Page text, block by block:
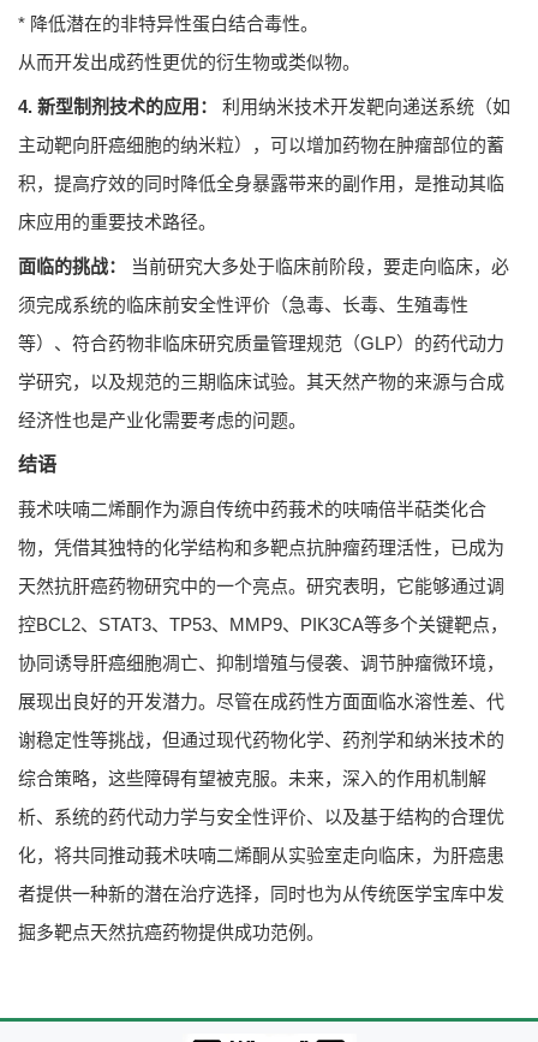
* 降低潜在的非特异性蛋白结合毒性。
从而开发出成药性更优的衍生物或类似物。
4. 新型制剂技术的应用：
利用纳米技术开发靶向递送系统（如
主动靶向肝癌细胞的纳米粒），可以增加药物在肿瘤部位的蓄
积，提高疗效的同时降低全身暴露带来的副作用，是推动其临
床应用的重要技术路径。
面临的挑战：
当前研究大多处于临床前阶段，要走向临床，必
须完成系统的临床前安全性评价（急毒、长毒、生殖毒性
等）、符合药物非临床研究质量管理规范（GLP）的药代动力
学研究，以及规范的三期临床试验。其天然产物的来源与合成
经济性也是产业化需要考虑的问题。
结语
莪术呋喃二烯酮作为源自传统中药莪术的呋喃倍半萜类化合
物，凭借其独特的化学结构和多靶点抗肿瘤药理活性，已成为
天然抗肝癌药物研究中的一个亮点。研究表明，它能够通过调
控BCL2、STAT3、TP53、MMP9、PIK3CA等多个关键靶点，
协同诱导肝癌细胞凋亡、抑制增殖与侵袭、调节肿瘤微环境，
展现出良好的开发潜力。尽管在成药性方面面临水溶性差、代
谢稳定性等挑战，但通过现代药物化学、药剂学和纳米技术的
综合策略，这些障碍有望被克服。未来，深入的作用机制解
析、系统的药代动力学与安全性评价、以及基于结构的合理优
化，将共同推动莪术呋喃二烯酮从实验室走向临床，为肝癌患
者提供一种新的潜在治疗选择，同时也为从传统医学宝库中发
掘多靶点天然抗癌药物提供成功范例。